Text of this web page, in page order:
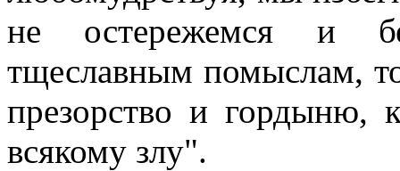
не остережемся и
тщеславным помыслам,
презорство и гордыню,
всякому злу".